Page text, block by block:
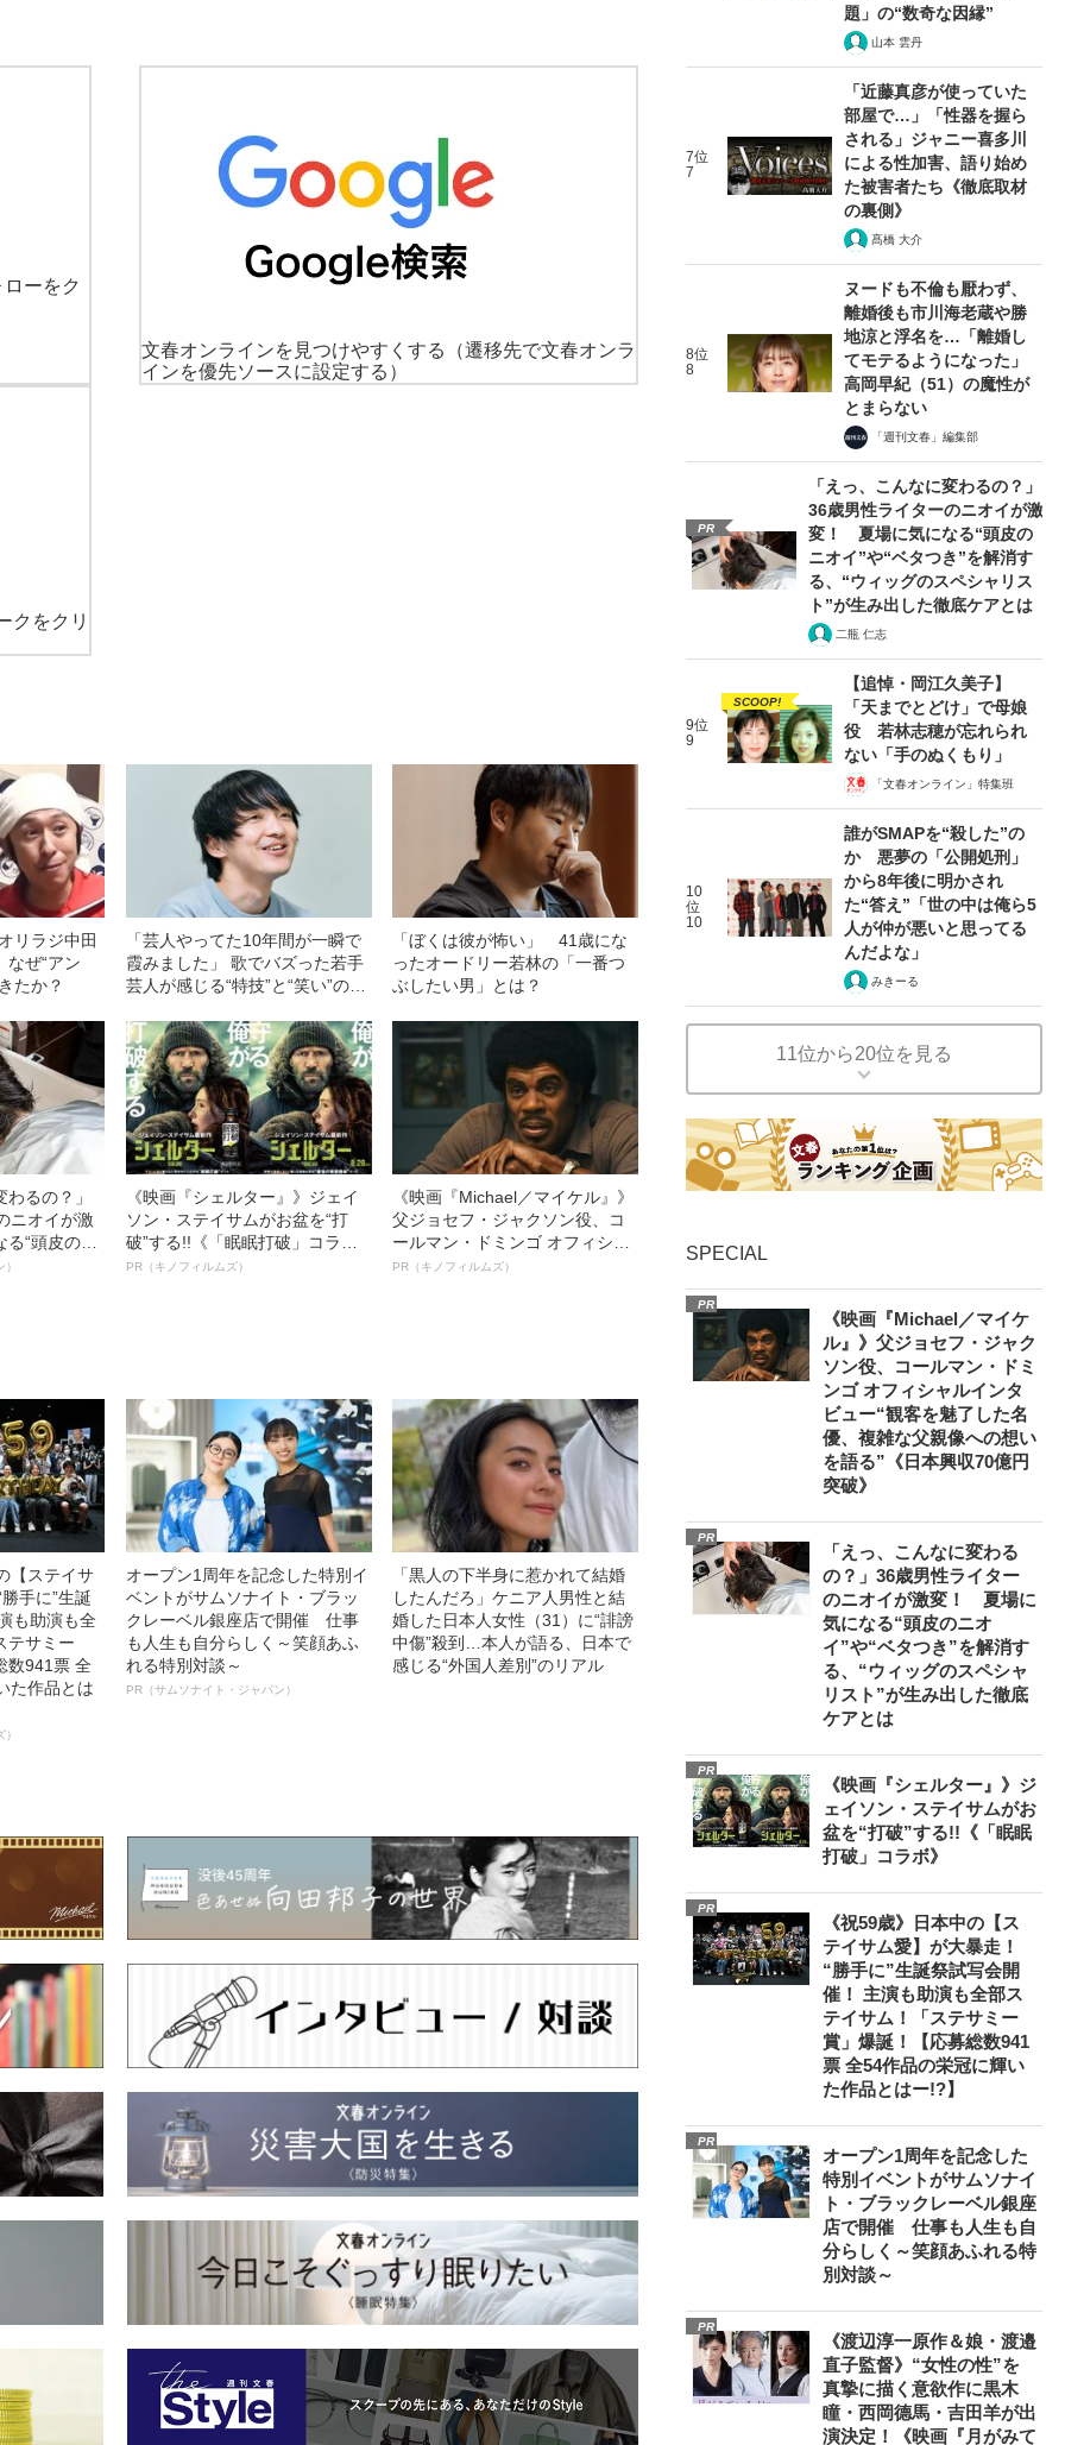
ーをク
文春オンラインを見つけやすくする
（遷移先で文春オンラ
インを優先ソースに設定する）
クをクリ
リラジ中田
なぜ“アン
たか？
「芸人やってた10年間が一瞬で
霞みました」 歌でバズった若手
芸人が感じる“特技”と“笑い”の境
「ぼくは彼が怖い」 41歳にな
ったオードリー若林の「一番つ
ぶしたい男」とは？
るの？」
ニオイが激
“頭皮のニ
解消す
《映画『シェルター』》ジェイ
ソン・ステイサムがお盆を“打
破”する!!《「眠眠打破」コラ
ボ》
PR（キノフィルムズ）
《映画『Michael／マイケル』》
父ジョセフ・ジャクソン役、コ
ールマン・ドミンゴ オフィシャ
ルインタビュー“観客を魅了した
PR（キノフィルムズ）
【ステイサ
手に”生誕
も助演も全
テサミー
数941票 全
た作品とは
オープン1周年を記念した特別イ
ベントがサムソナイト・ブラッ
クレーベル銀座店で開催 仕事
も人生も自分らしく～笑顔あふ
れる特別対談～
PR（サムソナイト・ジャパン）
「黒人の下半身に惹かれて結婚
したんだろ」ケニア人男性と結
婚した日本人女性（31）に“誹謗
中傷”殺到…本人が語る、日本で
感じる“外国人差別”のリアル
題」の“数奇な因縁”
山本 雲丹
7位
7
「近藤真彦が使っていた
部屋で…」「性器を握ら
される」ジャニー喜多川
による性加害、語り始め
た被害者たち《徹底取材
の裏側》
髙橋 大介
8位
8
ヌードも不倫も厭わず、
離婚後も市川海老蔵や勝
地涼と浮名を…「離婚し
てモテるようになった」
高岡早紀（51）の魔性が
とまらない
「週刊文春」編集部
PR
「えっ、こんなに変わるの？」
36歳男性ライターのニオイが激
変！ 夏場に気になる“頭皮の
ニオイ”や“ベタつき”を解消す
る、“ウィッグのスペシャリス
ト”が生み出した徹底ケアとは
二瓶 仁志
9位
9
SCOOP!
【追悼・岡江久美子】
「天までとどけ」で母娘
役 若林志穂が忘れられ
ない「手のぬくもり」
「文春オンライン」特集班
10
位
10
誰がSMAPを“殺した”の
か 悪夢の「公開処刑」
から8年後に明かされ
た“答え”「世の中は俺ら5
人が仲が悪いと思ってる
んだよな」
みきーる
11位から20位を見る
SPECIAL
PR
《映画『Michael／マイケ
ル』》父ジョセフ・ジャク
ソン役、コールマン・ドミ
ンゴ オフィシャルインタ
ビュー“観客を魅了した名
優、複雑な父親像への想い
を語る”《日本興収70億円
突破》
PR
「えっ、こんなに変わる
の？」36歳男性ライター
のニオイが激変！ 夏場に
気になる“頭皮のニオ
イ”や“ベタつき”を解消す
る、“ウィッグのスペシャ
リスト”が生み出した徹底
ケアとは
PR
《映画『シェルター』》ジ
ェイソン・ステイサムがお
盆を“打破”する!!《「眠眠
打破」コラボ》
PR
《祝59歳》日本中の【ス
テイサム愛】が大暴走！
“勝手に”生誕祭試写会開
催！ 主演も助演も全部ス
テイサム！「ステサミー
賞」爆誕！【応募総数941
票 全54作品の栄冠に輝い
た作品とはー!?】
PR
オープン1周年を記念した
特別イベントがサムソナイ
ト・ブラックレーベル銀座
店で開催 仕事も人生も自
分らしく～笑顔あふれる特
別対談～
PR
《渡辺淳一原作＆娘・渡邉
直子監督》“女性の性”を
真摯に描く意欲作に黒木
瞳・西岡德馬・吉田羊が出
演決定！《映画『月がみて